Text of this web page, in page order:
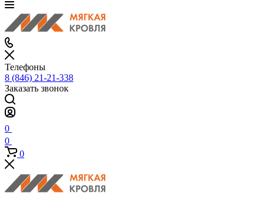
Телефоны
8 (846) 21-21-338
Заказать звонок
0
0
0